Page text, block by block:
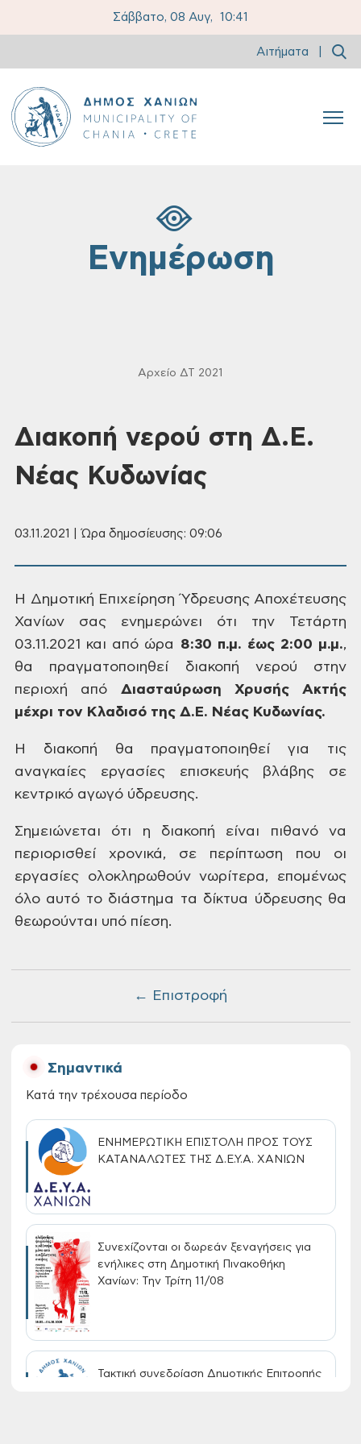
Σάββατο, 08 Αυγ, 10:41
Αιτήματα
Ενημέρωση
← Επιστροφή
Αρχείο ΔΤ 2021
Διακοπή νερού στη Δ.Ε.
Νέας Κυδωνίας
03.11.2021 | Ώρα δημοσίευσης: 09:06
Η Δημοτική Επιχείρηση Ύδρευσης Αποχέτευσης
Χανίων σας ενημερώνει ότι την Τετάρτη
03.11.2021
και από ώρα 8:30 π.μ. έως 2:00 μ.μ.,
θα πραγματοποιηθεί διακοπή νερού στην
περιοχή από Διασταύρωση Χρυσής Ακτής
μέχρι τον Κλαδισό της Δ.Ε. Νέας Κυδωνίας.
Η
διακοπή θα πραγματοποιηθεί για τις
αναγκαίες εργασίες επισκευής βλάβης σε
κεντρικό αγωγό ύδρευσης.
Σημειώνεται ότι η διακοπή είναι πιθανό να
περιορισθεί χρονικά, σε περίπτωση που οι
εργασίες ολοκληρωθούν νωρίτερα, επομένως
όλο αυτό το διάστημα τα δίκτυα ύδρευσης θα
θεωρούνται υπό πίεση.
Σημαντικά
Κατά την τρέχουσα περίοδο
ΕΝΗΜΕΡΩΤΙΚΗ ΕΠΙΣΤΟΛΗ ΠΡΟΣ ΤΟΥΣ
ΚΑΤΑΝΑΛΩΤΕΣ ΤΗΣ Δ.Ε.Υ.Α. ΧΑΝΙΩΝ
Συνεχίζονται οι δωρεάν ξεναγήσεις για
ενήλικες στη Δημοτική Πινακοθήκη
Χανίων: Την Τρίτη 11/08
Τακτική συνεδρίαση Δημοτικής Επιτροπής